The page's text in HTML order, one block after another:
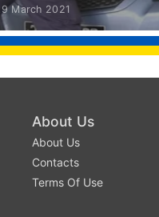
March 2021
About Us
About Us
Contacts
Terms Of Use